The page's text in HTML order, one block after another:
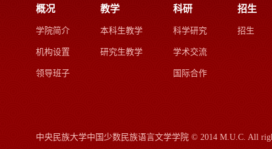
概况
学院简介
机构设置
领导班子
教学
本科生教学
研究生教学
科研
科学研究
学术交流
国际合作
招生
招生
中央民族大学中国少数民族语言文学学院 © 2014